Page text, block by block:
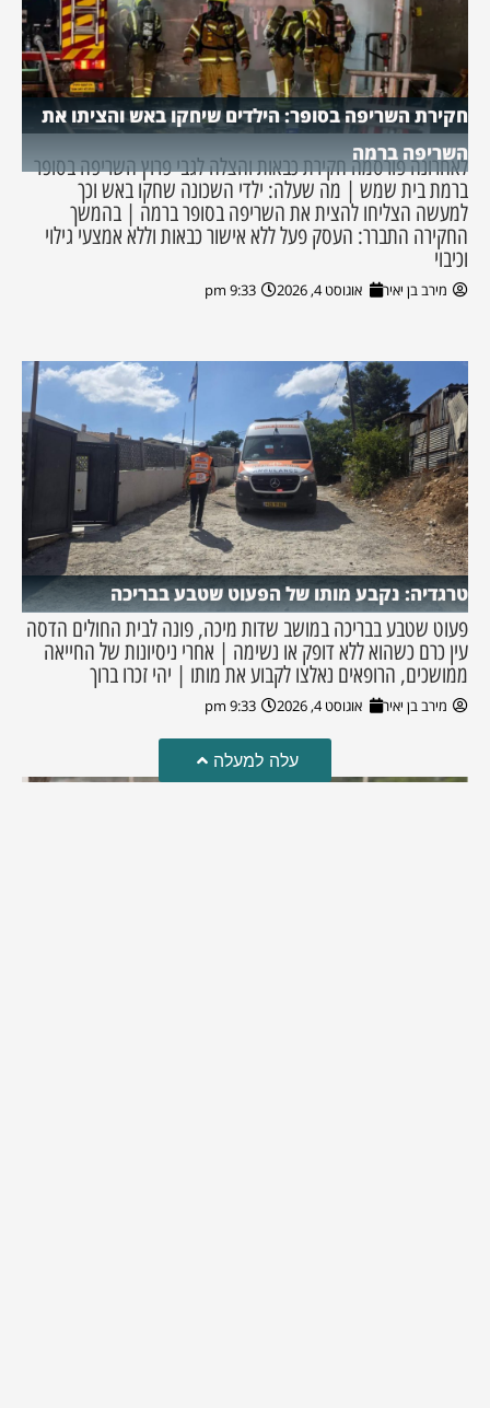
חקירת השריפה בסופר: הילדים שיחקו באש והציתו את
השריפה ברמה
לאחרונה פורסמה חקירת כבאות והצלה לגבי פרוץ השריפה בסופר
ברמת בית שמש | מה שעלה: ילדי השכונה שחקו באש וכך
למעשה הצליחו להצית את השריפה בסופר ברמה | בהמשך
החקירה התברר: העסק פעל ללא אישור כבאות וללא אמצעי גילוי
וכיבוי
מירב בן יאיר אוגוסט 4, 2026 9:33 pm
טרגדיה: נקבע מותו של הפעוט שטבע בבריכה
פעוט שטבע בבריכה במושב שדות מיכה, פונה לבית החולים הדסה
עין כרם כשהוא ללא דופק או נשימה | אחרי ניסיונות של החייאה
ממושכים, הרופאים נאלצו לקבוע את מותו | יהי זכרו ברוך
מירב בן יאיר אוגוסט 4, 2026 9:33 pm
עלה למעלה